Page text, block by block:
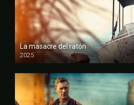
La masacre del ratón
2025
FULL HD